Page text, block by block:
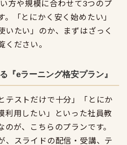
方や規模に合わせて3つのプ
。「とにかく安く始めたい」
いたい」のか、まずはざっく
ください。
『eラーニング格安プラン』
テストだけで十分」「とにか
利用したい」といった社員教
が、こちらのプランです。
、スライドの配信・受講、テ